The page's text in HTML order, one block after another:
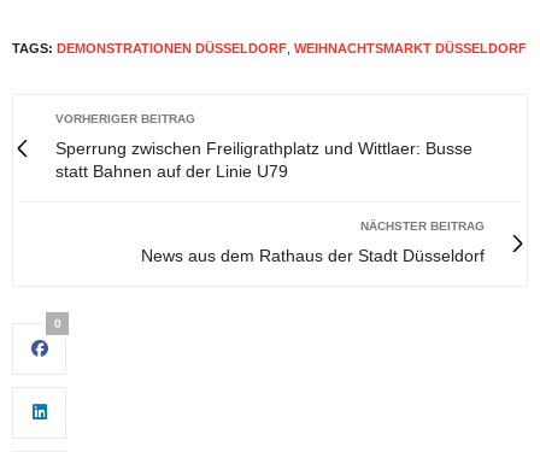
TAGS: DEMONSTRATIONEN DÜSSELDORF WEIHNACHTSMARKT DÜSSELDORF
VORHERIGER BEITRAG
Sperrung zwischen Freiligrathplatz und Wittlaer: Busse
statt Bahnen auf der Linie U79
NÄCHSTER BEITRAG
News aus dem Rathaus der Stadt Düsseldorf
0